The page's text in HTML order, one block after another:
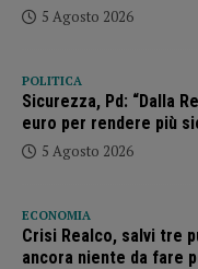
5 Agosto 2026
POLITICA
Sicurezza, Pd: “Dalla
euro per rendere più
5 Agosto 2026
ECONOMIA
Crisi Realco, salvi tre
ancora niente da fare